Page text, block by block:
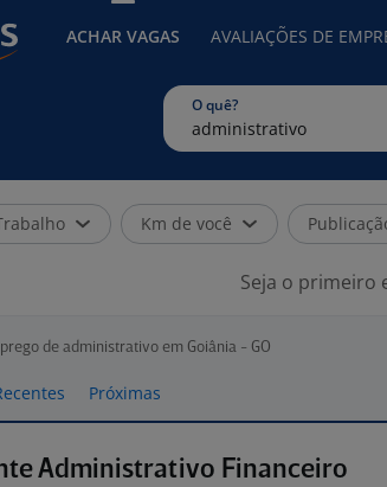
ACHAR VAGAS AVALIAÇÕES DE
O quê?
Km de você
Seja o primeiro
de administrativo em Goiânia - GO
Próximas
Administrativo Financeiro